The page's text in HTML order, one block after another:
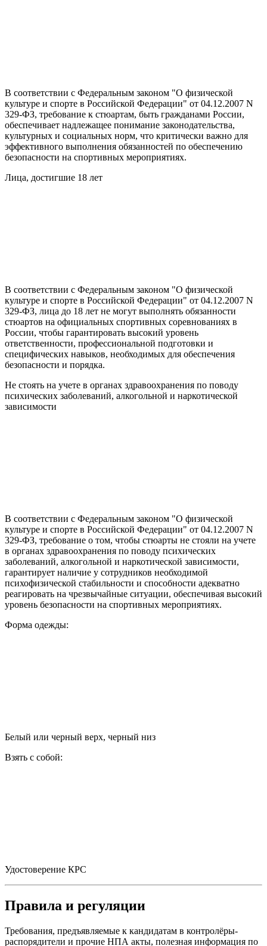
В соответствии с Федеральным законом "О физической
культуре и спорте в Российской Федерации" от 04.12.2007 N
329-ФЗ, требование к стюартам, быть гражданами России,
обеспечивает надлежащее понимание законодательства,
культурных и социальных норм, что критически важно для
эффективного выполнения обязанностей по обеспечению
безопасности на спортивных мероприятиях.
Лица, достигшие 18 лет
В соответствии с Федеральным законом "О физической
культуре и спорте в Российской Федерации" от 04.12.2007 N
329-ФЗ, лица до 18 лет не могут выполнять обязанности
стюартов на официальных спортивных соревнованиях в
России, чтобы гарантировать высокий уровень
ответственности, профессиональной подготовки и
специфических навыков, необходимых для обеспечения
безопасности и порядка.
Не стоять на учете в органах здравоохранения по поводу
психических заболеваний, алкогольной и наркотической
зависимости
В соответствии с Федеральным законом "О физической
культуре и спорте в Российской Федерации" от 04.12.2007 N
329-ФЗ, требование о том, чтобы стюарты не стояли на учете
в органах здравоохранения по поводу психических
заболеваний, алкогольной и наркотической зависимости,
гарантирует наличие у сотрудников необходимой
психофизической стабильности и способности адекватно
реагировать на чрезвычайные ситуации, обеспечивая высокий
уровень безопасности на спортивных мероприятиях.
Форма одежды:
Белый или черный верх, черный низ
Взять с собой:
Удостоверение КРС
Правила и регуляции
Требования, предъявляемые к кандидатам в контролёры-
распорядители и прочие НПА акты, полезная информация по